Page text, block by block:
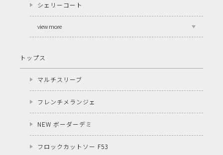
シェリーコート
view more
トップス
マルチスリーブ
フレンチメランジェ
NEW ボーダーデミ
フロックカットソー F53